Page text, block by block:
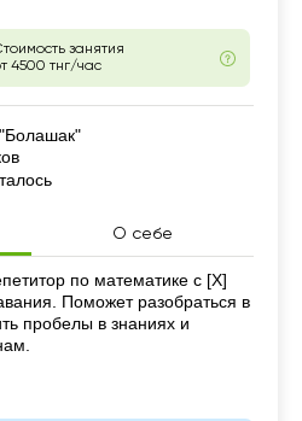
занятия
4500 тнг/час
О себе
по математике с [X]
Поможет разобраться в
пробелы в знаниях и